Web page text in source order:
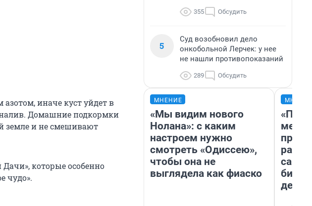
иначе куст уйдет в
налив. Домашние подкормки
земле и не смешивают
которые особенно
чудо».
355 Обсудить
5
Суд возобновил дело
онкобольной Лерчек: у нее
не нашли противопоказаний
289 Обсудить
МНЕНИЕ
«Мы видим нового
Нолана»: с каким
настроем нужно
смотреть «Одиссею»,
чтобы она не
выглядела как фиаско